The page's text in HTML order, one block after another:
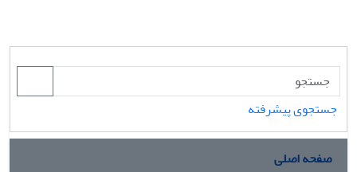
جستجوی پیشرفته
صفحه اصلی